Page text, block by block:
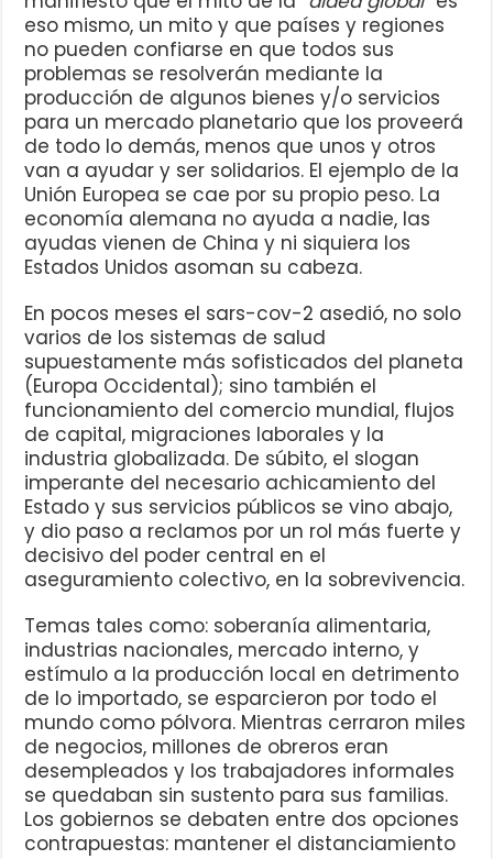
eso mismo, un mito y que países y regiones
no pueden confiarse en que todos sus
problemas se resolverán mediante la
producción de algunos bienes y/o servicios
para un mercado planetario que los proveerá
de todo lo demás, menos que unos y otros
van a ayudar y ser solidarios. El ejemplo de la
Unión Europea se cae por su propio peso. La
economía alemana no ayuda a nadie, las
ayudas vienen de China y ni siquiera los
Estados Unidos asoman su cabeza.
En pocos meses el sars-cov-2 asedió, no solo
varios de los sistemas de salud
supuestamente más sofisticados del planeta
(Europa Occidental); sino también el
funcionamiento del comercio mundial, flujos
de capital, migraciones laborales y la
industria globalizada. De súbito, el slogan
imperante del necesario achicamiento del
Estado y sus servicios públicos se vino abajo,
y dio paso a reclamos por un rol más fuerte y
decisivo del poder central en el
aseguramiento colectivo, en la sobrevivencia.
Temas tales como: soberanía alimentaria,
industrias nacionales, mercado interno, y
estímulo a la producción local en detrimento
de lo importado, se esparcieron por todo el
mundo como pólvora. Mientras cerraron miles
de negocios, millones de obreros eran
desempleados y los trabajadores informales
se quedaban sin sustento para sus familias.
Los gobiernos se debaten entre dos opciones
contrapuestas: mantener el distanciamiento